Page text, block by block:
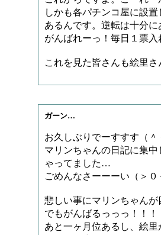
しかも各パチンコ屋に設
あるんです。逆転は十分
がんばれーっ！毎日１票
これを見た皆さんも絵里
ガーン…
お久しぶりでーすすす（
マリンちゃんの日記に集
ゃってました…
ごめんなさーーーい（＞
悲しい事にマリンちゃん
でもがんばるっっっ！！！
あと一ヶ月位あるし、絵